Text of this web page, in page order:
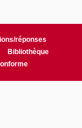
réponses
Bibliothèque